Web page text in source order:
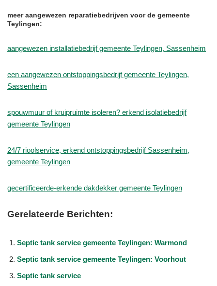
meer aangewezen reparatiebedrijven voor de gemeente
Teylingen:
aangewezen installatiebedrijf gemeente Teylingen, Sassenheim
een aangewezen ontstoppingsbedrijf gemeente Teylingen,
Sassenheim
spouwmuur of kruipruimte isoleren? erkend isolatiebedrijf
gemeente Teylingen
24/7 rioolservice, erkend ontstoppingsbedrijf Sassenheim,
gemeente Teylingen
gecertificeerde-erkende dakdekker gemeente Teylingen
Gerelateerde Berichten:
Septic tank service gemeente Teylingen: Warmond
Septic tank service gemeente Teylingen: Voorhout
Septic tank service